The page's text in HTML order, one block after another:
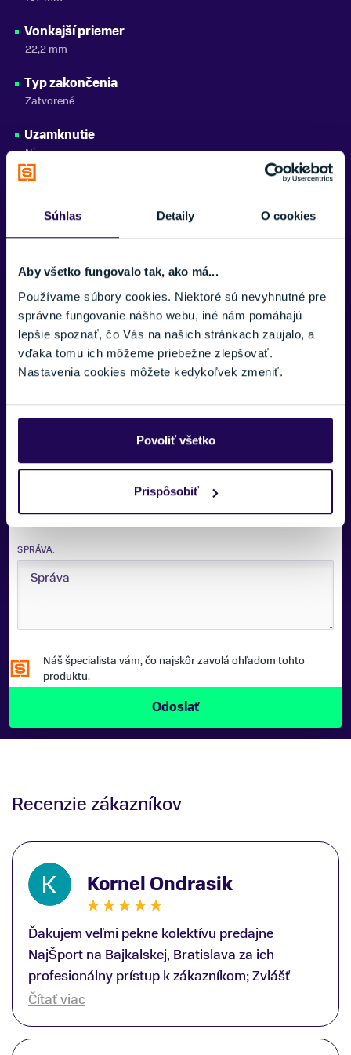
Súhlas Detaily O cookies
Aby všetko fungovalo tak, ako má...
Používame súbory cookies. Niektoré sú nevyhnutné pre
správne fungovanie nášho webu, iné nám pomáhajú
lepšie spoznať, čo Vás na našich stránkach zaujalo, a
vďaka tomu ich môžeme priebežne zlepšovať.
Nastavenia cookies môžete kedykoľvek zmeniť.
Povoliť všetko
Prispôsobiť
Vonkajší priemer
22,2 mm
Typ zakončenia
Zatvorené
Uzamknutie
Nie
Materiál
Zobraziť viac
Potrebujete viac informácii? Sme tu
pre vás.
VAŠE MENO:
SPRÁVA:
Náš špecialista vám, čo najskôr zavolá ohľadom tohto
produktu.
Recenzie zákazníkov
Kornel Ondrasik
Ďakujem veľmi pekne kolektívu predajne
NajŠport na Bajkalskej, Bratislava za ich
profesionálny prístup k zákazníkom; Zvlášť
ďakujem špecialistovi Martinovi Gunišovi za
lyžiarskej obuvi, ako aj prilby.. všetko značka
Čítať viac